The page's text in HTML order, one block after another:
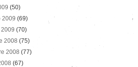
(50)
2009 (69)
(70)
2008 (75)
2008 (77)
(67)